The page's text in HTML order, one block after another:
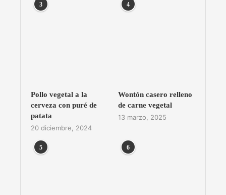
3
Pollo vegetal a la
cerveza con puré de
patata
20 diciembre, 2024
4
Wontón casero relleno
de carne vegetal
13 marzo, 2025
5 6